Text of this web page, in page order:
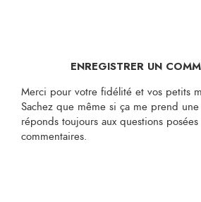
ENREGISTRER UN
Merci pour votre fidélité et vos petits
Sachez que même si ça me prend
réponds toujours aux questions
commentaires.